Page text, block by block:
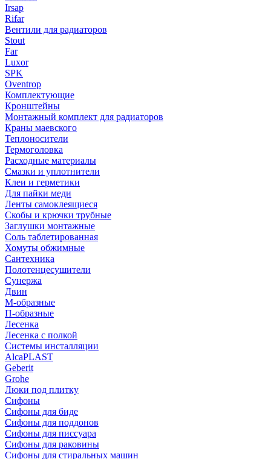
Irsap
Rifar
Вентили для радиаторов
Stout
Far
Luxor
SPK
Oventrop
Комплектующие
Кронштейны
Монтажный комплект для радиаторов
Краны маевского
Теплоносители
Термоголовка
Расходные материалы
Смазки и уплотнители
Клеи и герметики
Для пайки меди
Ленты самоклеящиеся
Скобы и крючки трубные
Заглушки монтажные
Соль таблетированная
Хомуты обжимные
Сантехника
Полотенцесушители
Сунержа
Двин
М-образные
П-образные
Лесенка
Лесенка с полкой
Системы инсталляции
AlcaPLAST
Geberit
Grohe
Люки под плитку
Сифоны
Сифoны для биде
Сифoны для поддонов
Сифoны для писсуара
Сифоны для раковины
Сифоны для стиральных машин